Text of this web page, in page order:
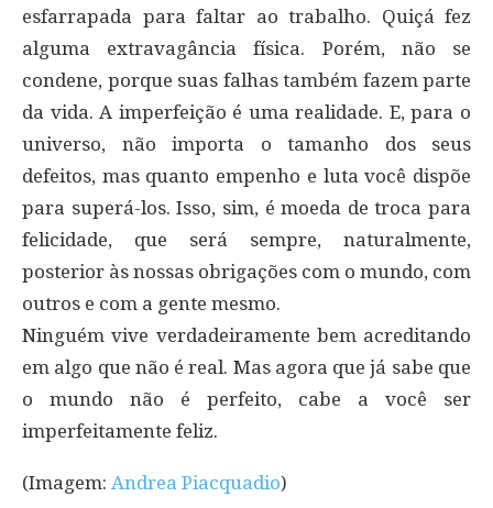
esfarrapada para faltar ao trabalho. Quiçá fez
alguma extravagância física. Porém, não se
condene, porque suas falhas também fazem parte
da vida. A imperfeição é uma realidade. E, para o
universo, não importa o tamanho dos seus
defeitos, mas quanto empenho e luta você dispõe
para superá-los. Isso, sim, é moeda de troca para
felicidade, que será sempre, naturalmente,
posterior às nossas obrigações com o mundo, com
outros e com a gente mesmo.
Ninguém vive verdadeiramente bem acreditando
em algo que não é real. Mas agora que já sabe que
o mundo não é perfeito, cabe a você ser
imperfeitamente feliz.
(Imagem: Andrea Piacquadio)